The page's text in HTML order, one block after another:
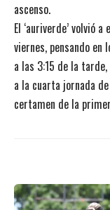
ascenso.
El ‘auriverde’ volvió
viernes, pensando
a las 3:15 de la
a la cuarta jornada
certamen de la